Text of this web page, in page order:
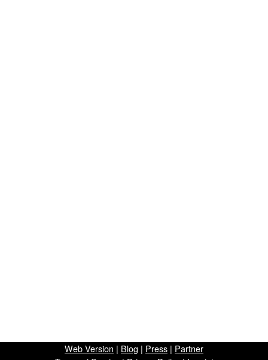
Web Version | Blog | Press | Partner